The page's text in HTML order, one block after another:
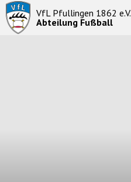
VfL Pfullingen 1862 e.V.
Abteilung Fußball
Startseite
News